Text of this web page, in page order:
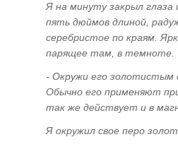
пациента
Дистанционные
Влияние человека на ход
химических процессов
Можно ли изменить ход
Я на минуту закрыл глаза
пять дюймов длиной,
серебристое по краям.
парящее там, в темноте.
- Окружи его золотистым
Обычно его применяют
так же действует и в
Я окружил свое перо